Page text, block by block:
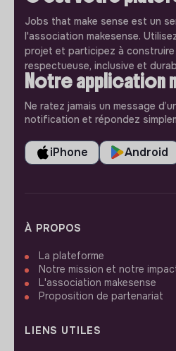
Jobs that make sense est un
l'association makesense.
projet et participez à
respectueuse, inclusive et
Notre application
Ne ratez jamais un message
notification et répondez
iPhone Android
À PROPOS
La plateforme
Notre mission et notre
L'association makesense
Proposition de partenariat
LIENS UTILES